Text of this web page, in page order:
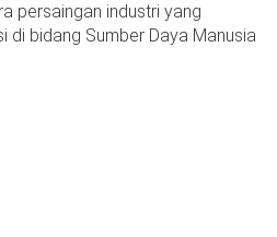
persaingan industri yang
di bidang Sumber Daya Manusia